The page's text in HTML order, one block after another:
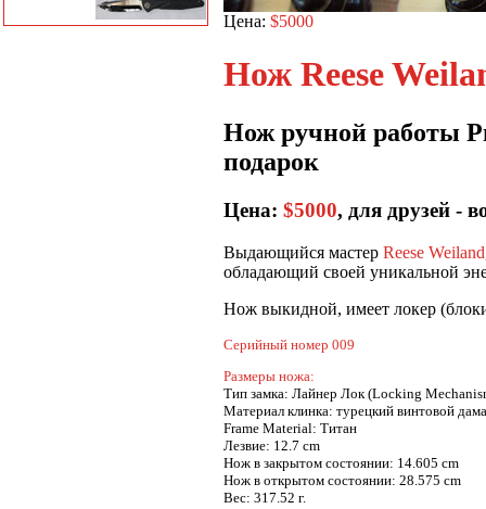
Цена: $5000
Нож Reese
Нож ручной работы
подарок
Цена: $5000, для друзей -
Выдающийся мастер Reese Weiland
обладающий своей уникальной
Нож выкидной, имеет локер
Серийный номер 009
Размеры ножа:
Тип замка: Лайнер Лок (Locking
Материал клинка: турецкий винтовой
Frame Material: Титан
Лезвие: 12.7 cm
Нож в закрытом состоянии: 14.605 cm
Нож в открытом состоянии: 28.575 cm
Вес: 317.52 г.